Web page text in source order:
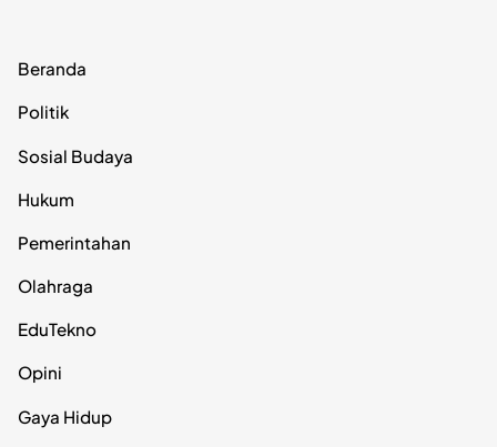
Beranda
Politik
Sosial Budaya
Hukum
Pemerintahan
Olahraga
EduTekno
Opini
Gaya Hidup